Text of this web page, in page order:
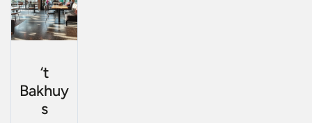
‘t
Bakhuy
s